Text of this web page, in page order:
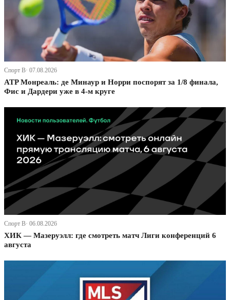
Спорт В· 07.08.2026
ATP Монреаль: де Минаур и Норри поспорят за 1/8 финала,
Фис и Дардери уже в 4-м круге
Спорт В· 06.08.2026
ХИК — Мазеруэлл: где смотреть матч Лиги конференций 6
августа